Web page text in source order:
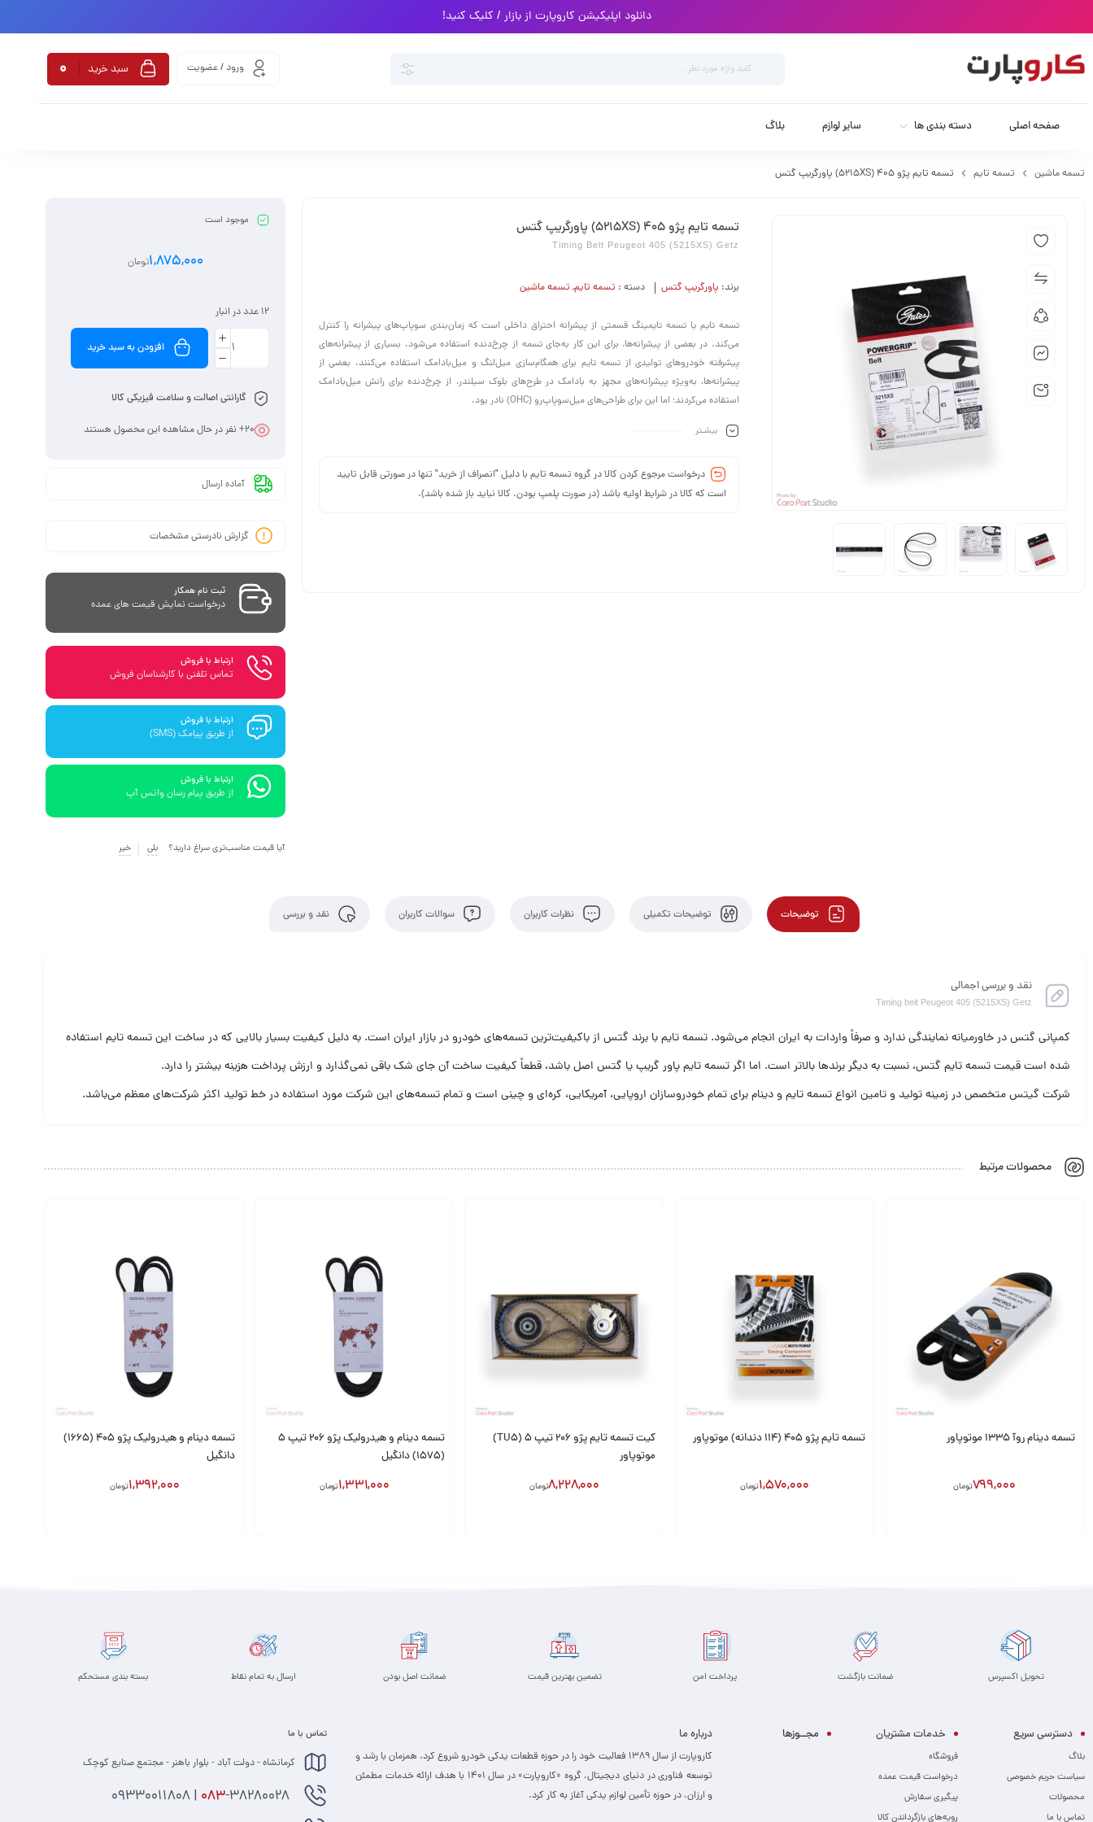
دانلود اپلیکیشن کاروپارت از بازار / کلیک کنید!
ورود / عضویت سبد خرید 0
صفحه اصلی دسته بندی ها سایر لوازم بلاگ
تسمه ماشین تسمه تایم تسمه تایم پژو 405 (5215XS) پاورگریپ گتس
تسمه تایم پژو 405 (5215XS) پاورگریپ گتس
Timing Belt Peugeot 405 (5215XS) Getz
برند: پاورگریپ گتس دسته : تسمه تایم, تسمه ماشین
تسمه تایم یا تسمه تایمینگ قسمتی از پیشرانه احتراق داخلی است که زمان‌بندی سوپاپ‌های پیشرانه را کنترل
می‌کند. در بعضی از پیشرانه‌ها، برای این کار به‌جای تسمه از چرخ‌دنده استفاده می‌شود. بسیاری از پیشرانه‌های
پیشرفته خودروهای تولیدی از تسمه تایم برای همگام‌سازی میل‌لنگ و میل‌بادامک استفاده می‌کنند. بعضی از
پیشرانه‌ها، به‌ویژه ‌پیشرانه‌های مجهز به بادامک در طرح‌های بلوک سیلندر، از چرخ‌دنده برای رانش میل‌بادامک
استفاده می‌کردند؛ اما این برای طراحی‌های میل‌سوپاپ‌رو (OHC) نادر بود.
بیشـتر
درخواست مرجوع کردن کالا در گروه تسمه تایم با دلیل "انصراف از خرید" تنها در صورتی قابل تایید
است که کالا در شرایط اولیه باشد (در صورت پلمپ بودن، کالا نباید باز شده باشد).
موجود است
1,875,000تومان
12 عدد در انبار
افزودن به سبد خرید
گارانتی اصالت و سلامت فیزیکی کالا
20+ نفر در حال مشاهده این محصول هستند
آماده ارسال
گزارش نادرستی مشخصات
ثبت نام همکار
درخواست نمایش قیمت های عمده
ارتباط با فروش
تماس تلفنی با کارشناسان فروش
ارتباط با فروش
از طریق پیامک (SMS)
ارتباط با فروش
از طریق پیام رسان واتس آپ
آیا قیمت مناسب‌تری سراغ دارید؟ بلی خیر
توضیحات توضیحات تکمیلی نظرات کاربران سوالات کاربران نقد و بررسی
نقد و بررسی اجمالی
Timing belt Peugeot 405 (5215XS) Getz
کمپانی گتس در خاورمیانه نمایندگی ندارد و صرفاً واردات به ایران انجام می‌شود. تسمه تایم با برند گتس از باکیفیت‌ترین تسمه‌های خودرو در بازار ایران است. به دلیل کیفیت بسیار بالایی که در ساخت این تسمه تایم استفاده
شده است قیمت تسمه تایم گتس، نسبت به دیگر برندها بالاتر است. اما اگر تسمه تایم پاور گریپ یا گتس اصل باشد، قطعاً کیفیت ساخت آن جای شک باقی نمی‌گذارد و ارزش پرداخت هزینه بیشتر را دارد.
شرکت گیتس متخصص در زمینه تولید و تامین انواع تسمه تایم و دینام برای تمام خودروسازان اروپایی، آمریکایی، کره‌ای و چینی است و تمام تسمه‌های این شرکت مورد استفاده در خط تولید اکثر شرکت‌های معظم می‌باشد.
محصولات مرتبط
تسمه دینام روآ 1335 موتوپاور
799,000تومان
تسمه تایم پژو 405 (114 دندانه) موتوپاور
1,570,000تومان
کیت تسمه تایم پژو 206 تیپ 5 (TU5)
موتوپاور
8,228,000تومان
تسمه دینام و هیدرولیک پژو 206 تیپ 5
(1575) دانگیل
1,331,000تومان
تسمه دینام و هیدرولیک پژو 405 (1665)
دانگیل
1,392,000تومان
تحویل اکسپرس ضمانت بازگشت پرداخت امن تضمین بهترین قیمت ضمانت اصل بودن ارسال به تمام نقاط بسته بندی مستحکم
دسترسی سریع
بلاگ
سیاست حریم خصوصی
محصولات
تماس با ما
خدمات مشتریان
فروشگاه
درخواست قیمت عمده
پیگیری سفارش
رویه‌های بازگرداندن کالا
مجــوزها درباره ما
کاروپارت از سال ۱۳۸۹ فعالیت خود را در حوزه قطعات یدکی خودرو شروع کرد. همزمان با رشد و
توسعه فناوری در دنیای دیجیتال، گروه «کاروپارت» در سال ۱۴۰۱ با هدف ارائه خدمات مطمئن
و ارزان، ­در حوزه تأمین لوازم یدکی آغاز به کار کرد.
تماس با ما
کرمانشاه - دولت آباد - بلوار باهنر - مجتمع صنایع کوچک
-38280028 | 09330011808